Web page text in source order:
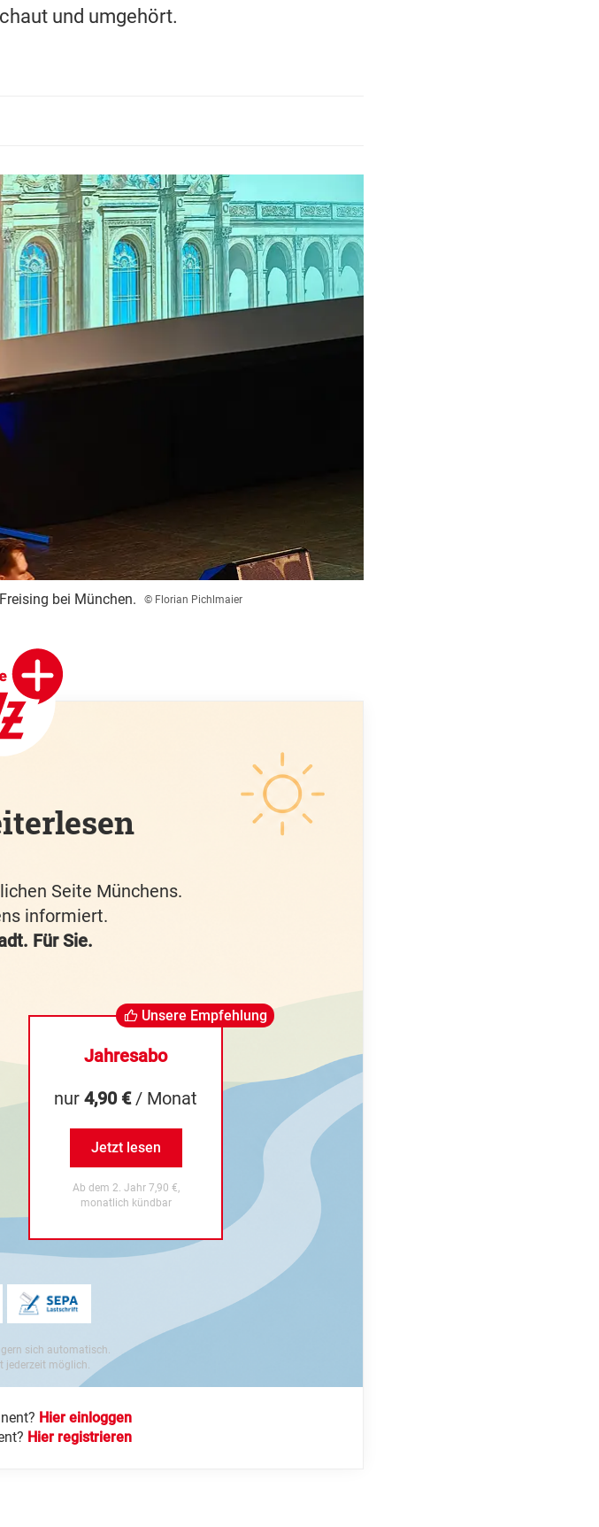
und umgehört.
bei München. © Florian Pichlmaier
Seite Münchens.
informiert.
Für Sie.
Unsere Empfehlung
Jahresabo
nur4,90 €/ Monat
Jetzt lesen
Ab dem 2. Jahr 7,90 €,
monatlich kündbar
sich automatisch.
jederzeit möglich.
Hier einloggen
Hier registrieren